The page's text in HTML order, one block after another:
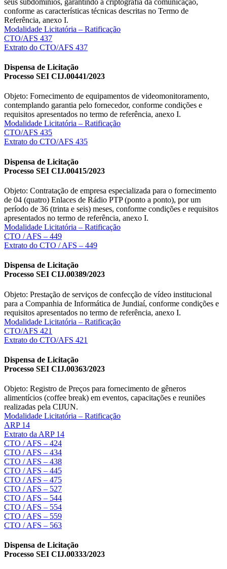
seus subdomínios, garantindo a criptografia da comunicação,
conforme as características técnicas descritas no Termo de
Referência, anexo I.
Modalidade Licitatória – Ratificação
CTO/AFS 437
Extrato do CTO/AFS 437
Dispensa de Licitação
Processo SEI CIJ.00441/2023
Objeto: Fornecimento de equipamentos de videomonitoramento,
contemplando garantia pelo fornecedor, conforme condições e
requisitos apresentados no termo de referência, anexo I.
Modalidade Licitatória – Ratificação
CTO/AFS 435
Extrato do CTO/AFS 435
Dispensa de Licitação
Processo SEI CIJ.00415/2023
Objeto: Contratação de empresa especializada para o fornecimento
de 04 (quatro) Enlaces de Rádio PTP (ponto a ponto), por um
período de 36 (trinta e seis) meses, conforme condições e requisitos
apresentados no termo de referência, anexo I.
Modalidade Licitatória – Ratificação
CTO / AFS – 449
Extrato do CTO / AFS – 449
Dispensa de Licitação
Processo SEI CIJ.00389/2023
Objeto: Prestação de serviços de confecção de vídeo institucional
para a Companhia de Informática de Jundiaí, conforme condições e
requisitos apresentados no termo de referência, anexo I.
Modalidade Licitatória – Ratificação
CTO/AFS 421
Extrato do CTO/AFS 421
Dispensa de Licitação
Processo SEI CIJ.00363/2023
Objeto: Registro de Preços para fornecimento de gêneros
alimentícios (coffee break) em eventos, capacitações e reuniões
realizadas pela CIJUN.
Modalidade Licitatória – Ratificação
ARP 14
Extrato da ARP 14
CTO / AFS – 424
CTO / AFS – 434
CTO / AFS – 438
CTO / AFS – 445
CTO / AFS – 475
CTO / AFS – 527
CTO / AFS – 544
CTO / AFS – 554
CTO / AFS – 559
CTO / AFS – 563
Dispensa de Licitação
Processo SEI CIJ.00333/2023